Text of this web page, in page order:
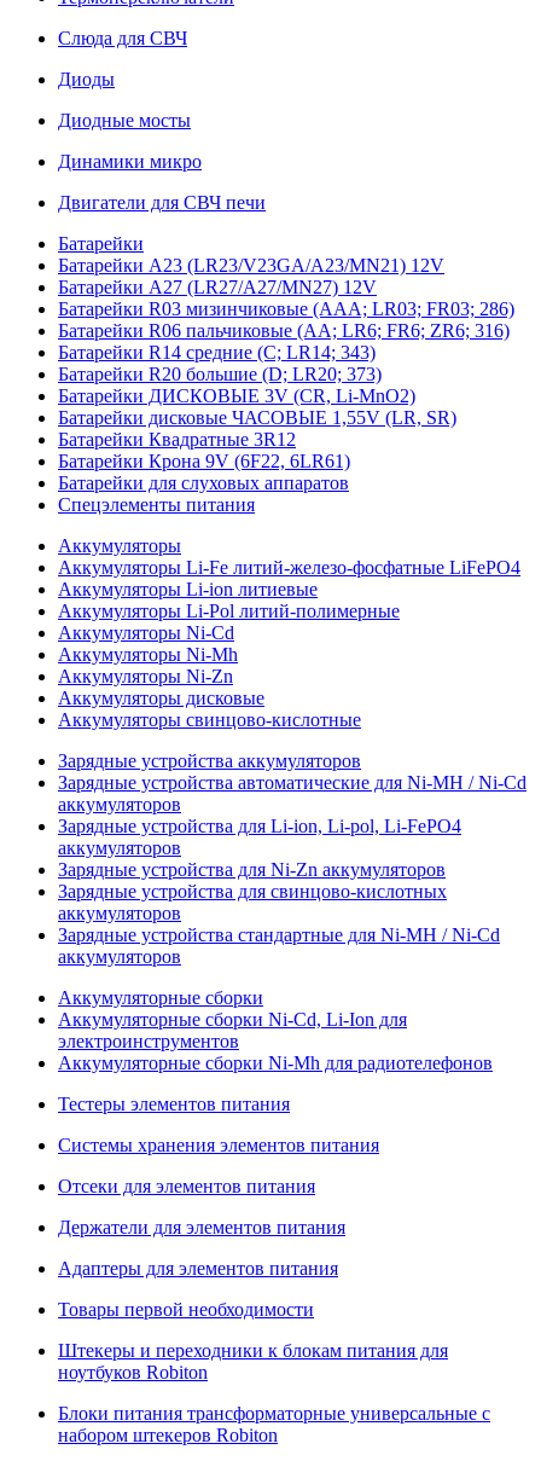
Слюда для СВЧ
Диоды
Диодные мосты
Динамики микро
Двигатели для СВЧ печи
Батарейки
Батарейки A23 (LR23/V23GA/A23/MN21) 12V
Батарейки A27 (LR27/A27/MN27) 12V
Батарейки R03 мизинчиковые (AAA; LR03; FR03; 286)
Батарейки R06 пальчиковые (AA; LR6; FR6; ZR6; 316)
Батарейки R14 средние (C; LR14; 343)
Батарейки R20 большие (D; LR20; 373)
Батарейки ДИСКОВЫЕ 3V (CR, Li-MnO2)
Батарейки дисковые ЧАСОВЫЕ 1,55V (LR, SR)
Батарейки Квадратные 3R12
Батарейки Крона 9V (6F22, 6LR61)
Батарейки для слуховых аппаратов
Спецэлементы питания
Аккумуляторы
Аккумуляторы Li-Fe литий-железо-фосфатные LiFePO4
Аккумуляторы Li-ion литиевые
Аккумуляторы Li-Pol литий-полимерные
Аккумуляторы Ni-Cd
Аккумуляторы Ni-Mh
Аккумуляторы Ni-Zn
Аккумуляторы дисковые
Аккумуляторы свинцово-кислотные
Зарядные устройства аккумуляторов
Зарядные устройства автоматические для Ni-MH / Ni-Cd
аккумуляторов
Зарядные устройства для Li-ion, Li-pol, Li-FePO4
аккумуляторов
Зарядные устройства для Ni-Zn аккумуляторов
Зарядные устройства для свинцово-кислотных
аккумуляторов
Зарядные устройства стандартные для Ni-MH / Ni-Cd
аккумуляторов
Аккумуляторные сборки
Аккумуляторные сборки Ni-Cd, Li-Ion для
электроинструментов
Аккумуляторные сборки Ni-Mh для радиотелефонов
Тестеры элементов питания
Системы хранения элементов питания
Отсеки для элементов питания
Держатели для элементов питания
Адаптеры для элементов питания
Товары первой необходимости
Штекеры и переходники к блокам питания для
ноутбуков Robiton
Блоки питания трансформаторные универсальные с
набором штекеров Robiton